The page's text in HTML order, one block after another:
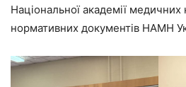
Національної академії медичних
нормативних документів НАМН